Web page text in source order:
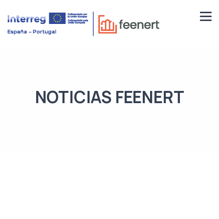
NOTICIAS FEENERT